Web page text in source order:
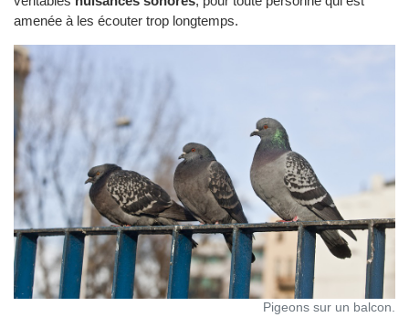
amenée à les écouter trop longtemps.
Pigeons sur un balcon.